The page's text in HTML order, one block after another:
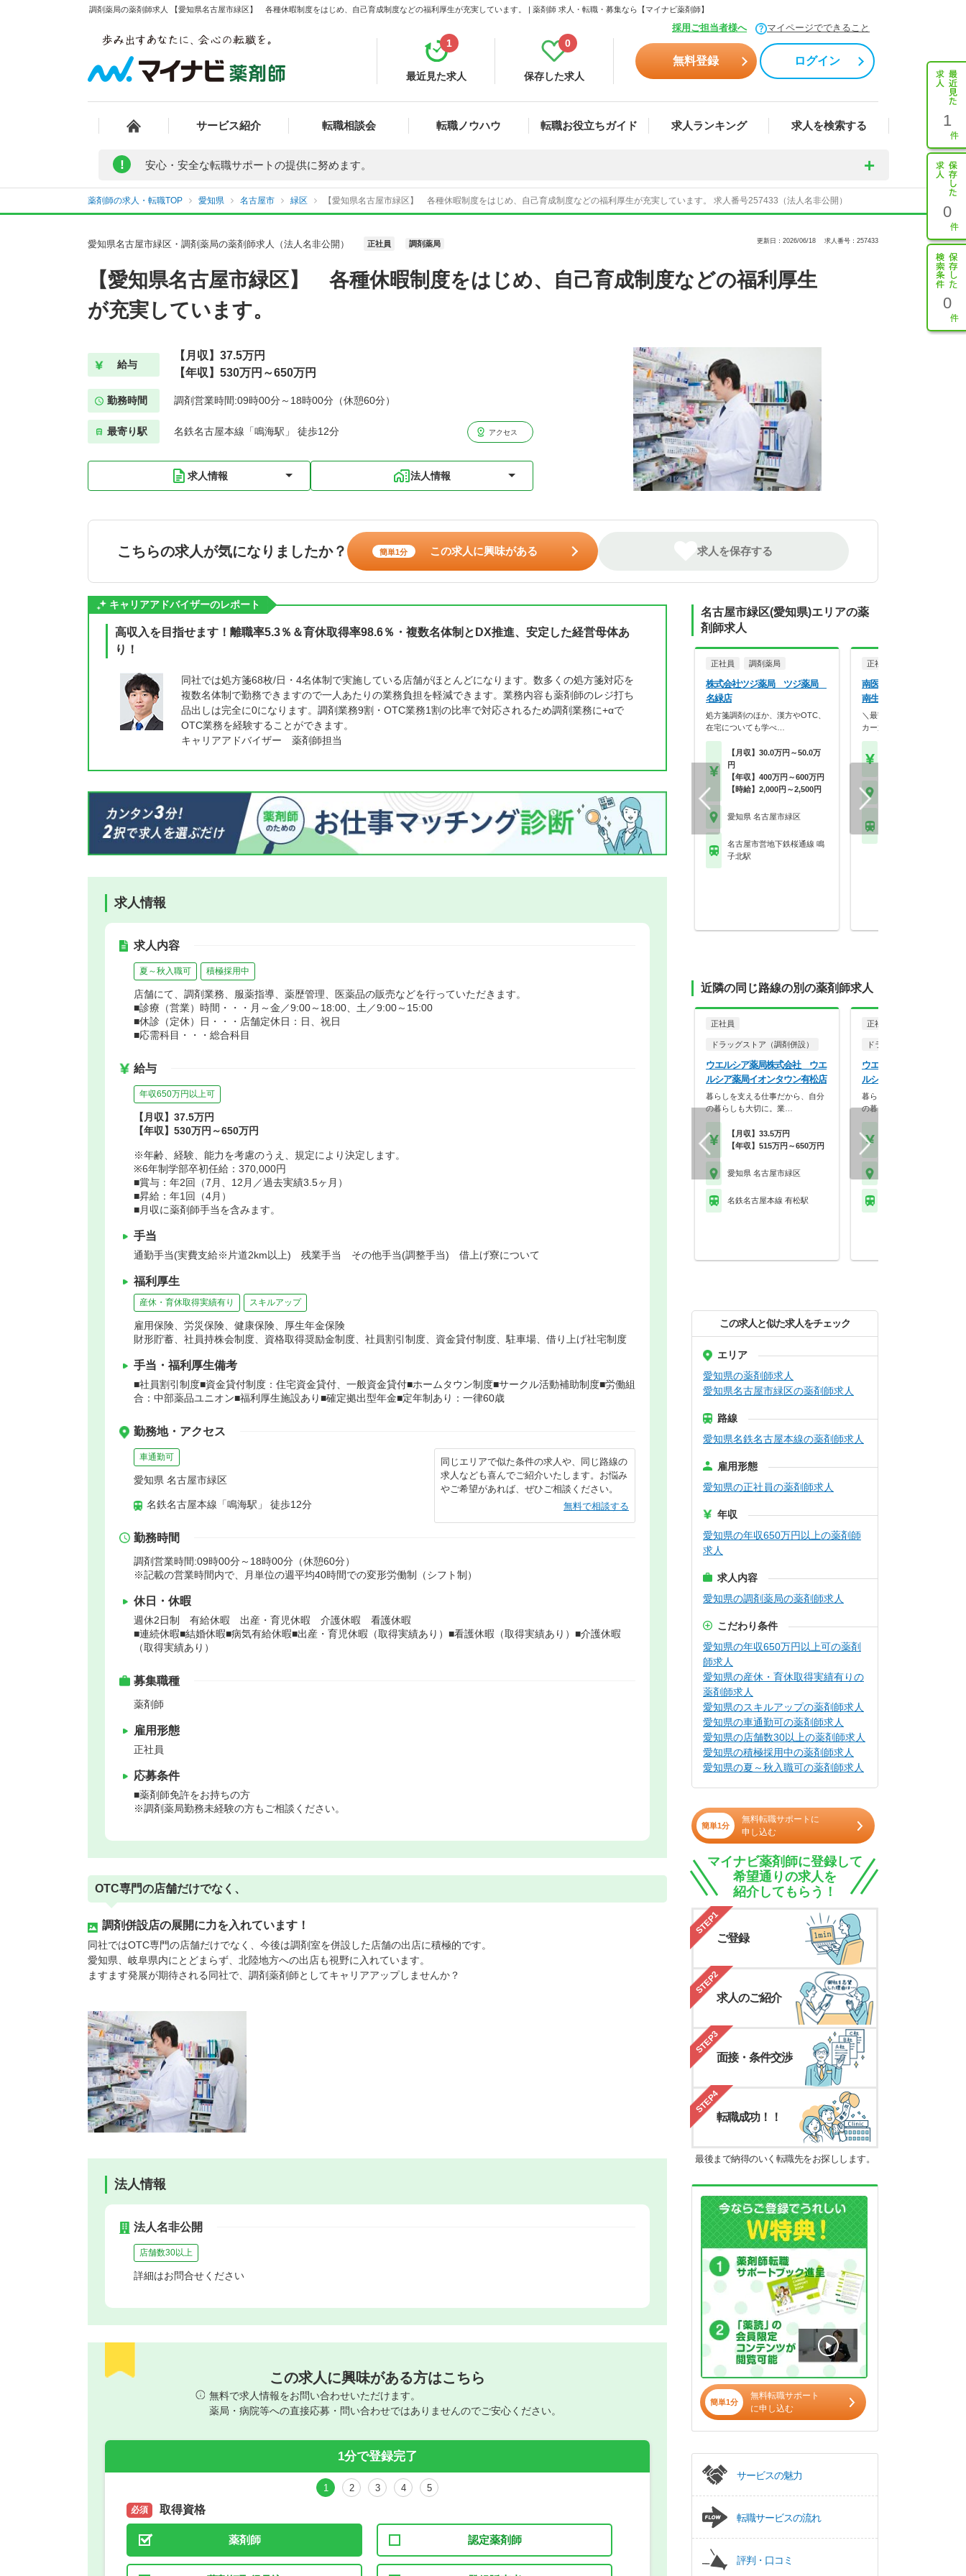
調剤薬局の薬剤師求人 【愛知県名古屋市緑区】 各種休暇制度をはじめ、自己育成制度などの福利厚生が充実しています。 | 薬剤師 求人・転職・募集なら【マイナビ薬剤師】
採用ご担当者様へ マイページでできること
最近見た求人
1
保存した求人
0
無料登録 ログイン
サービス紹介 転職相談会 転職ノウハウ 転職お役立ちガイド 求人ランキング 求人を検索する 1
0
0
! 安心・安全な転職サポートの提供に努めます。
薬剤師の求人・転職TOP 愛知県 名古屋市 緑区 【愛知県名古屋市緑区】 各種休暇制度をはじめ、自己育成制度などの福利厚生が充実しています。 求人番号257433（法人名非公開）
愛知県名古屋市緑区・調剤薬局の薬剤師求人（法人名非公開） 正社員 調剤薬局 更新日：2026/06/18 求人番号：257433
【愛知県名古屋市緑区】 各種休暇制度をはじめ、自己育成制度などの福利厚生
が充実しています。
給与
【月収】37.5万円
【年収】530万円～650万円
勤務時間 調剤営業時間:09時00分～18時00分（休憩60分）
最寄り駅 名鉄名古屋本線「鳴海駅」 徒歩12分 アクセス
求人情報 法人情報
こちらの求人が気になりましたか？ 簡単1分 この求人に興味がある 求人を保存する
キャリアアドバイザーのレポート
高収入を目指せます！離職率5.3％＆育休取得率98.6％・複数名体制とDX推進、安定した経営母体あ
り！
同社では処方箋68枚/日・4名体制で実施している店舗がほとんどになります。数多くの処方箋対応を
複数名体制で勤務できますので一人あたりの業務負担を軽減できます。業務内容も薬剤師のレジ打ち
品出しは完全に0になります。調剤業務9割・OTC業務1割の比率で対応されるため調剤業務に+αで
OTC業務を経験することができます。
キャリアアドバイザー 薬剤師担当
求人情報
求人内容
夏～秋入職可 積極採用中
店舗にて、調剤業務、服薬指導、薬歴管理、医薬品の販売などを行っていただきます。
■診療（営業）時間・・・月～金／9:00～18:00、土／9:00～15:00
■休診（定休）日・・・店舗定休日：日、祝日
■応需科目・・・総合科目
給与
年収650万円以上可
【月収】37.5万円
【年収】530万円～650万円
※年齢、経験、能力を考慮のうえ、規定により決定します。
※6年制学部卒初任給：370,000円
■賞与：年2回（7月、12月／過去実績3.5ヶ月）
■昇給：年1回（4月）
■月収に薬剤師手当を含みます。
手当
通勤手当(実費支給※片道2km以上) 残業手当 その他手当(調整手当) 借上げ寮について
福利厚生
産休・育休取得実績有り スキルアップ
雇用保険、労災保険、健康保険、厚生年金保険
財形貯蓄、社員持株会制度、資格取得奨励金制度、社員割引制度、資金貸付制度、駐車場、借り上げ社宅制度
手当・福利厚生備考
■社員割引制度■資金貸付制度：住宅資金貸付、一般資金貸付■ホームタウン制度■サークル活動補助制度■労働組
合：中部薬品ユニオン■福利厚生施設あり■確定拠出型年金■定年制あり：一律60歳
勤務地・アクセス
車通勤可
愛知県 名古屋市緑区
名鉄名古屋本線「鳴海駅」 徒歩12分
同じエリアで似た条件の求人や、同じ路線の
求人なども喜んでご紹介いたします。お悩み
やご希望があれば、ぜひご相談ください。
無料で相談する
勤務時間
調剤営業時間:09時00分～18時00分（休憩60分）
※記載の営業時間内で、月単位の週平均40時間での変形労働制（シフト制）
休日・休暇
週休2日制 有給休暇 出産・育児休暇 介護休暇 看護休暇
■連続休暇■結婚休暇■病気有給休暇■出産・育児休暇（取得実績あり）■看護休暇（取得実績あり）■介護休暇
（取得実績あり）
募集職種
薬剤師
雇用形態
正社員
応募条件
■薬剤師免許をお持ちの方
※調剤薬局勤務未経験の方もご相談ください。
OTC専門の店舗だけでなく、
調剤併設店の展開に力を入れています！
同社ではOTC専門の店舗だけでなく、今後は調剤室を併設した店舗の出店に積極的です。
愛知県、岐阜県内にとどまらず、北陸地方への出店も視野に入れています。
ますます発展が期待される同社で、調剤薬剤師としてキャリアアップしませんか？
法人情報
法人名非公開
店舗数30以上
詳細はお問合せください
この求人に興味がある方はこちら
無料で求人情報をお問い合わせいただけます。
薬局・病院等への直接応募・問い合わせではありませんのでご安心ください。
1分で登録完了
1 2 3 4 5
必須 取得資格
薬剤師 認定薬剤師
希望の働き方
正社員
名古屋市緑区(愛知県)エリアの薬
剤師求人
正社員 調剤薬局
株式会社ツジ薬局 ツジ薬局
名緑店
処方箋調剤のほか、漢方やOTC、
在宅についても学べ…
【月収】30.0万円～50.0万
円
【年収】400万円～600万円
【時給】2,000円～2,500円
愛知県 名古屋市緑区
名古屋市営地下鉄桜通線 鳴
子北駅
正社員
南医療生活協同組合 総
南生協病院
＼最寄り駅から徒歩約3分・
カー通勤OK／学会参…
近隣の同じ路線の別の薬剤師求人
正社員
ドラッグストア（調剤併設）
ウエルシア薬局株式会社 ウエ
ルシア薬局イオンタウン有松店
暮らしを支える仕事だから、自分
の暮らしも大切に。業…
【月収】33.5万円
【年収】515万円～650万円
愛知県 名古屋市緑区
名鉄名古屋本線 有松駅
正社員
ドラッグストア（調剤併設
ウエルシア薬局株式会社
ルシア名古屋曽根店
暮らしを支える仕事だから、
の暮らしも大切に。業…
この求人と似た求人をチェック
エリア
愛知県の薬剤師求人
愛知県名古屋市緑区の薬剤師求人
路線
愛知県名鉄名古屋本線の薬剤師求人
雇用形態
愛知県の正社員の薬剤師求人
年収
愛知県の年収650万円以上の薬剤師
求人
求人内容
愛知県の調剤薬局の薬剤師求人
こだわり条件
愛知県の年収650万円以上可の薬剤
師求人
愛知県の産休・育休取得実績有りの
薬剤師求人
愛知県のスキルアップの薬剤師求人
愛知県の車通勤可の薬剤師求人
愛知県の店舗数30以上の薬剤師求人
愛知県の積極採用中の薬剤師求人
愛知県の夏～秋入職可の薬剤師求人
簡単1分
無料転職サポートに
申し込む
マイナビ薬剤師に登録して
希望通りの求人を
紹介してもらう！
STEP1
ご登録
STEP2
求人のご紹介
STEP3
面接・条件交渉
STEP4
転職成功！！
最後まで納得のいく転職先をお探しします。
簡単1分
無料転職サポート
に申し込む
サービスの魅力
転職サービスの流れ
評判・口コミ